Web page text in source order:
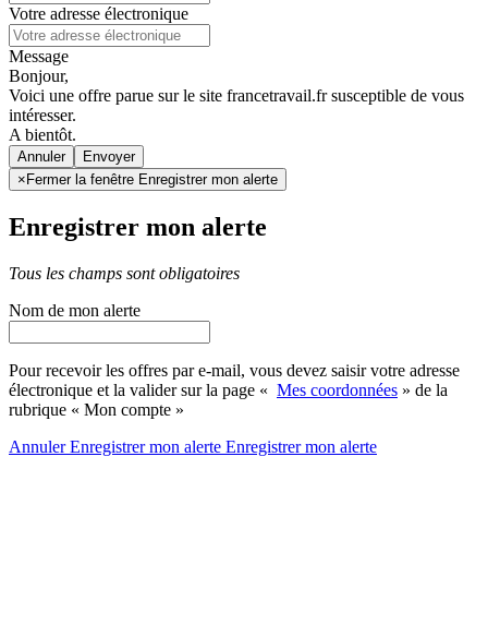
Votre adresse électronique
Message
Bonjour,
Voici une offre parue sur le site francetravail.fr susceptible de vous
intéresser.
A bientôt.
Annuler
× Fermer la fenêtre Enregistrer mon alerte
Enregistrer mon alerte
Tous les champs sont obligatoires
Nom de mon alerte
Pour recevoir les offres par e-mail, vous devez saisir votre adresse
électronique et la valider sur la page « Mes coordonnées » de la
rubrique « Mon compte »
AnnulerEnregistrer mon alerte Enregistrermon alerte